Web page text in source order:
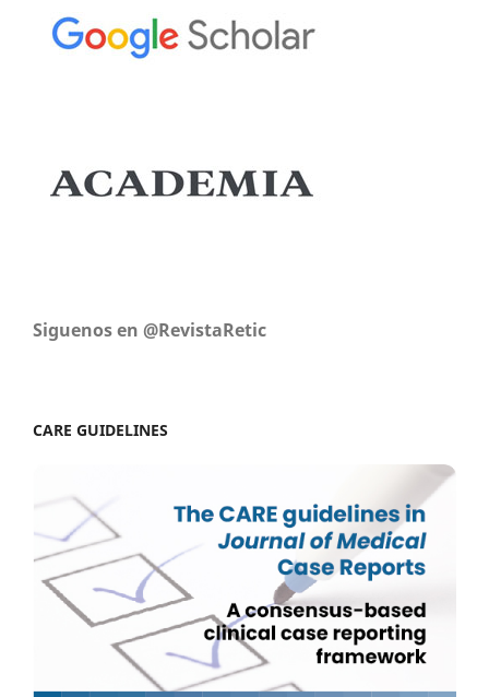
Siguenos en @RevistaRetic
CARE GUIDELINES